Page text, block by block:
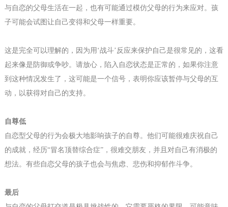
与自恋的父母生活在一起，也有可能通过模仿父母的行为来应对。孩
子可能会试图让自己变得和父母一样重要。
这是完全可以理解的，因为用 ‘战斗’反应来保护自己是很常见的，这看
起来像是防御或争吵。请放心，陷入自恋状态是正常的，如果你注意
到这种情况发生了，这可能是一个信号，表明你应该暂停与父母的互
动，以获得对自己的支持。
自尊低
自恋型父母的行为会极大地影响孩子的自尊。他们可能很难庆祝自己
的成就，经历“冒名顶替综合症”，很难交朋友，并且对自己有消极的
想法。有些自恋父母的孩子也会与焦虑、悲伤和抑郁作斗争。
最后